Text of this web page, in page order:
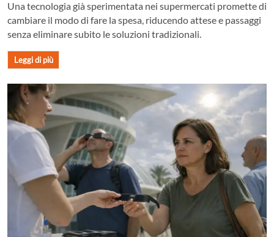
Una tecnologia già sperimentata nei supermercati promette di
cambiare il modo di fare la spesa, riducendo attese e passaggi
senza eliminare subito le soluzioni tradizionali.
Leggi di più